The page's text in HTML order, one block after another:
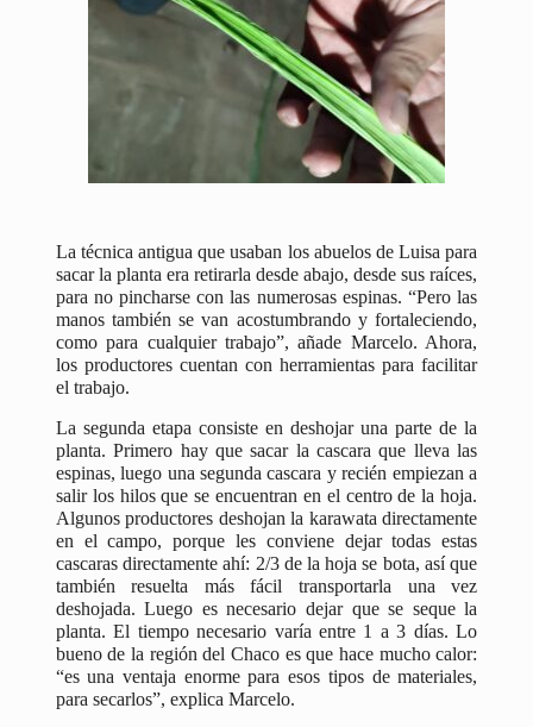
La técnica antigua que usaban los abuelos de Luisa para
sacar la planta era retirarla desde abajo, desde sus raíces,
para no pincharse con las numerosas espinas. “Pero las
manos también se van acostumbrando y fortaleciendo,
como para cualquier trabajo”, añade Marcelo. Ahora,
los productores cuentan con herramientas para facilitar
el trabajo.
La segunda etapa consiste en deshojar una parte de la
planta. Primero hay que sacar la cascara que lleva las
espinas, luego una segunda cascara y recién empiezan a
salir los hilos que se encuentran en el centro de la hoja.
Algunos productores deshojan la karawata directamente
en el campo, porque les conviene dejar todas estas
cascaras directamente ahí: 2/3 de la hoja se bota, así que
también resuelta más fácil transportarla una vez
deshojada. Luego es necesario dejar que se seque la
planta. El tiempo necesario varía entre 1 a 3 días. Lo
bueno de la región del Chaco es que hace mucho calor:
“es una ventaja enorme para esos tipos de materiales,
para secarlos”, explica Marcelo.